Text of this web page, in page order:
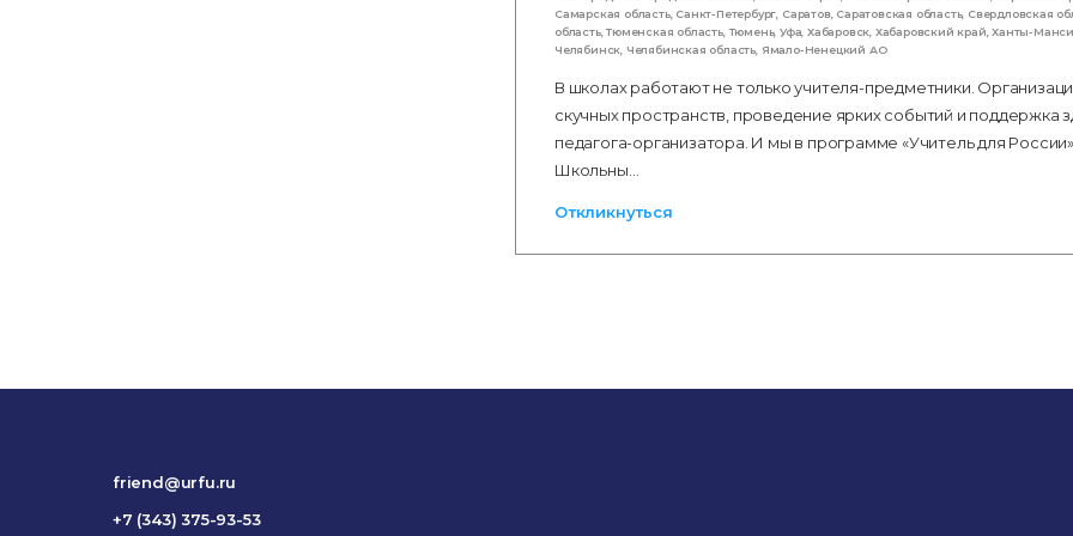
Самарская область, Санкт-Петербург Саратов, Саратовская область, Свердловская
область,Тюменская область,Тюмень, Уфа Хабаровск Хабаровский край ,Ханты-
Челябинск Челябинская область Ямало-Ненецкий АО
В школах работают не только учителя-предметники.
скучных пространств, проведение ярких событий и
педагога-организатора. И мы в программе «Учитель для
Школьны…
Откликнуться
friend@urfu.ru
+7 (343) 375-93-53